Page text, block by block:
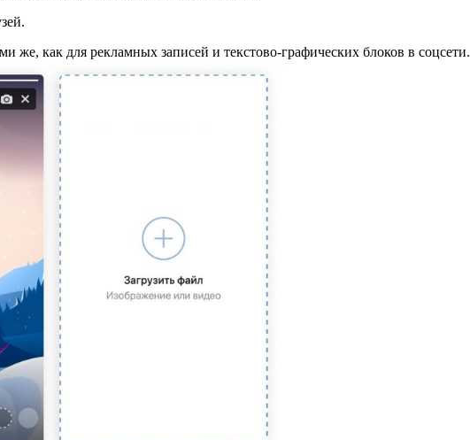
же, как для рекламных записей и текстово-графических блоков в соцсети.